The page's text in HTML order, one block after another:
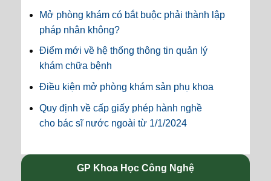
Mở phòng khám có bắt buộc phải thành lập
pháp nhân không?
Điểm mới về hệ thống thông tin quản lý
khám chữa bệnh
Điều kiện mở phòng khám sản phụ khoa
Quy định về cấp giấy phép hành nghề
cho bác sĩ nước ngoài từ 1/1/2024
GP Khoa Học Công Nghệ